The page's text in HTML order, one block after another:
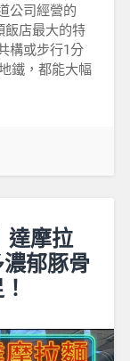
公司經營的
飯店最大的特
構或步行1分
鐵，都能大幅
達摩拉
郁豚骨